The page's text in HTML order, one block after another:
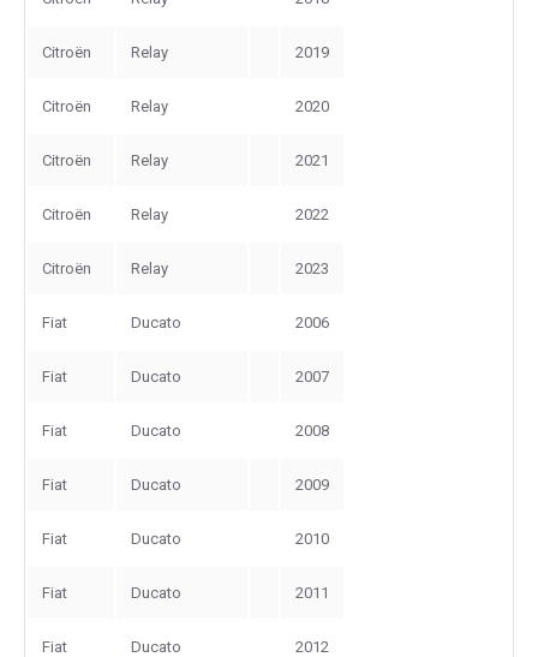
Citroën Relay 2019
Citroën Relay 2020
Citroën Relay 2021
Citroën Relay 2022
Citroën Relay 2023
Fiat Ducato 2006
Fiat Ducato 2007
Fiat Ducato 2008
Fiat Ducato 2009
Fiat Ducato 2010
Fiat Ducato 2011
Fiat Ducato 2012